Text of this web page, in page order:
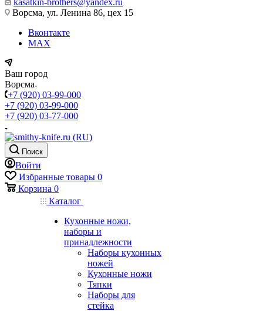
kasatkin-brothers@yandex.ru
Ворсма, ул. Ленина 86, цех 15
Вконтакте
MAX
Ваш город
Ворсма
+7 (920) 03-99-000
+7 (920) 03-99-000
+7 (920) 03-77-000
Поиск
Войти
Избранные товары 0
Корзина 0
Каталог
Кухонные ножи,
наборы и
принадлежности
Наборы кухонных
ножей
Кухонные ножи
Тяпки
Наборы для
стейка